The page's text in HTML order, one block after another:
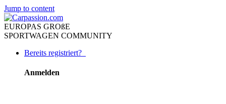
Jump to content
EUROPAS GROßE
SPORTWAGEN COMMUNITY
Bereits registriert?
Anmelden